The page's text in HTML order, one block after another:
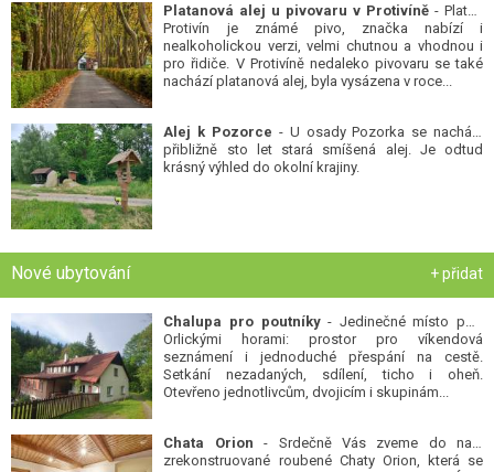
Platanová alej u pivovaru v Protivíně - Platan
Protivín je známé pivo, značka nabízí i
nealkoholickou verzi, velmi chutnou a vhodnou i
pro řidiče. V Protivíně nedaleko pivovaru se také
nachází platanová alej, byla vysázena v roce...
Alej k Pozorce - U osady Pozorka se nachází
přibližně sto let stará smíšená alej. Je odtud
krásný výhled do okolní krajiny.
Nové ubytování + přidat
Chalupa pro poutníky- Jedinečné místo pod
Orlickými horami: prostor pro víkendová
seznámení i jednoduché přespání na cestě.
Setkání nezadaných, sdílení, ticho i oheň.
Otevřeno jednotlivcům, dvojicím i skupinám...
Chata Orion - Srdečně Vás zveme do naší
zrekonstruované roubené Chaty Orion, která se